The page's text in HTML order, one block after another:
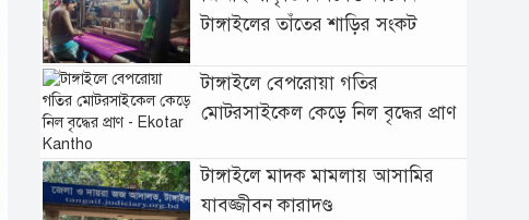
টাঙ্গাইলের তাঁতের শাড়ির সংকট
টাঙ্গাইলে বেপরোয়া গতির
মোটরসাইকেল কেড়ে নিল বৃদ্ধের প্রাণ
টাঙ্গাইলে মাদক মামলায় আসামির
যাবজ্জীবন কারাদণ্ড